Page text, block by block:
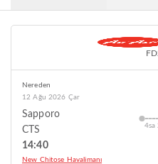
Nereden
12 Ağu 2026 Çar
Sapporo
CTS
14:40
New Chitose Havalimanı
4sa